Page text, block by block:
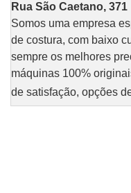
Rua São Caetano, 371
Somos uma empresa
de costura, com baixo
sempre os melhores
máquinas 100%
de satisfação, opções